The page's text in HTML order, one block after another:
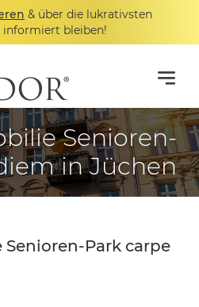
& über die lukrativsten
bleiben!
Senioren-
in Jüchen
Park carpe